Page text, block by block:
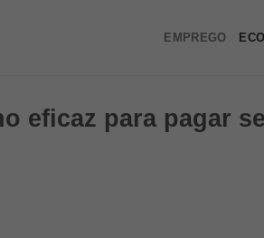
EMPREGO
eficaz para pagar